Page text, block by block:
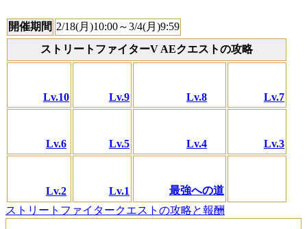
開催期間 2/18(月)10:00～3/4(月)9:59
ストリートファイターV AEクエストの攻略
Lv.10 Lv.9 Lv.8 Lv.7
Lv.6 Lv.5 Lv.4 Lv.3
Lv.2 Lv.1
最強への道
ストリートファイタークエストの攻略と報酬